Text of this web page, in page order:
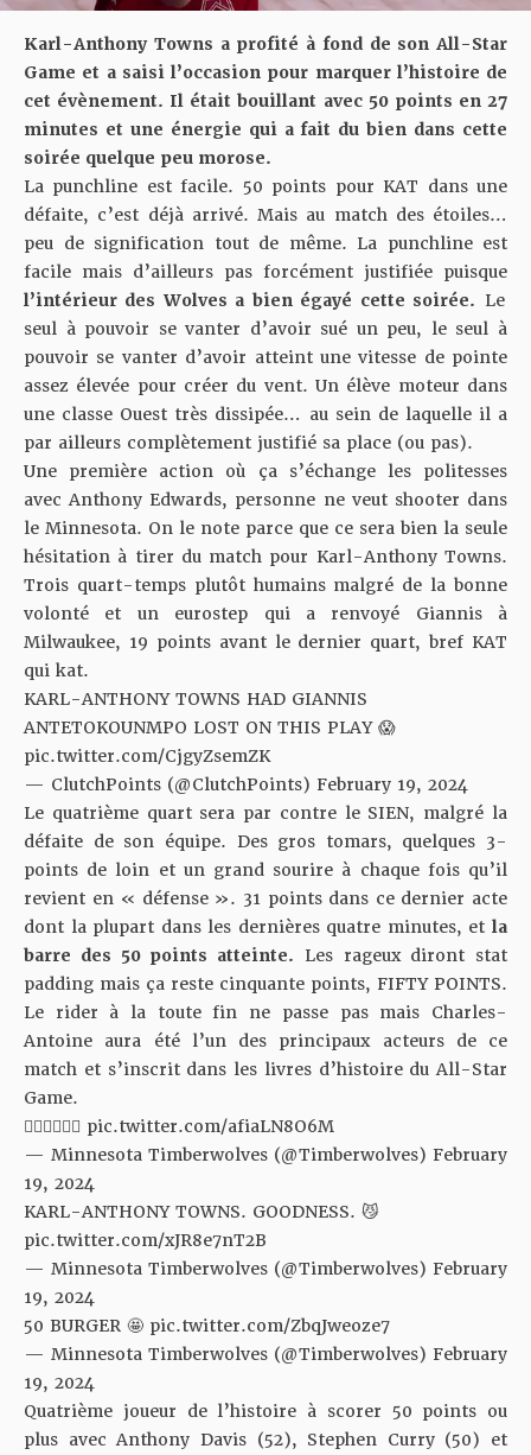
Karl-Anthony Towns a profité à fond de son All-Star
Game et a saisi l’occasion pour marquer l’histoire de
cet évènement. Il était bouillant avec 50 points en 27
minutes et une énergie qui a fait du bien dans cette
soirée quelque peu morose.
La punchline est facile. 50 points pour KAT dans une
défaite, c’est déjà arrivé. Mais au match des étoiles…
peu de signification tout de même. La punchline est
facile mais d’ailleurs pas forcément justifiée puisque
l’intérieur des Wolves a bien égayé cette soirée. Le
seul à pouvoir se vanter d’avoir sué un peu, le seul à
pouvoir se vanter d’avoir atteint une vitesse de pointe
assez élevée pour créer du vent. Un élève moteur dans
une classe Ouest très dissipée… au sein de laquelle il a
par ailleurs complètement justifié sa place (ou pas).
Une première action où ça s’échange les politesses
avec Anthony Edwards, personne ne veut shooter dans
le Minnesota. On le note parce que ce sera bien la seule
hésitation à tirer du match pour Karl-Anthony Towns.
Trois quart-temps plutôt humains malgré de la bonne
volonté et un eurostep qui a renvoyé Giannis à
Milwaukee, 19 points avant le dernier quart, bref KAT
qui kat.
KARL-ANTHONY TOWNS HAD GIANNIS
ANTETOKOUNMPO LOST ON THIS PLAY 😱
pic.twitter.com/CjgyZsemZK
— ClutchPoints (@ClutchPoints) February 19, 2024
Le quatrième quart sera par contre le SIEN, malgré la
défaite de son équipe. Des gros tomars, quelques 3-
points de loin et un grand sourire à chaque fois qu’il
revient en « défense ». 31 points dans ce dernier acte
dont la plupart dans les dernières quatre minutes, et la
barre des 50 points atteinte. Les rageux diront stat
padding mais ça reste cinquante points, FIFTY POINTS.
Le rider à la toute fin ne passe pas mais Charles-
Antoine aura été l’un des principaux acteurs de ce
match et s’inscrit dans les livres d’histoire du All-Star
Game.
😮‍💨😮‍💨😮‍💨 pic.twitter.com/afiaLN8O6M
— Minnesota Timberwolves (@Timberwolves) February
19, 2024
KARL-ANTHONY TOWNS. GOODNESS. 😼
pic.twitter.com/xJR8e7nT2B
— Minnesota Timberwolves (@Timberwolves) February
19, 2024
50 BURGER 🤩 pic.twitter.com/ZbqJweoze7
— Minnesota Timberwolves (@Timberwolves) February
19, 2024
Quatrième joueur de l’histoire à scorer 50 points ou
plus avec Anthony Davis (52), Stephen Curry (50) et